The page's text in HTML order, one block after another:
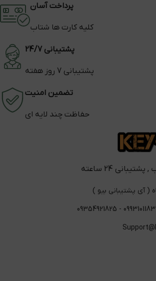
پرداخت آسان
کلیه کارت ها شتاب
پشتیبانی 24/7
پشتیبانی 7 روز هفته
تضمین امنیت
حفاظت چند لایه ای
( آی پشتیبانی بیو )